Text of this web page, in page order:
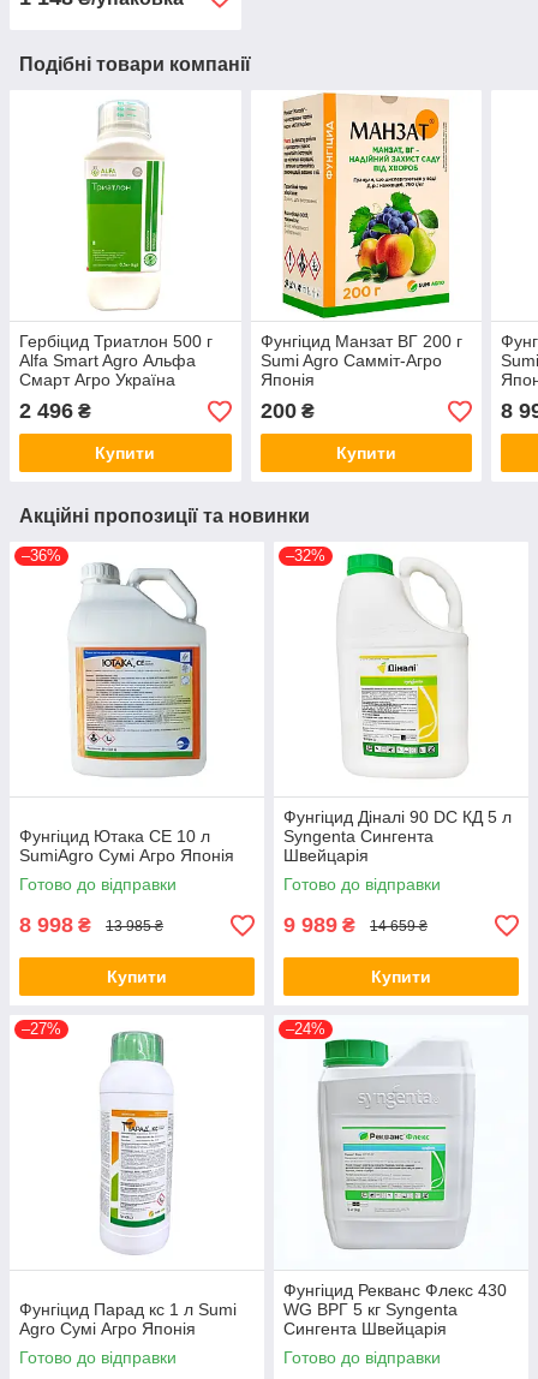
Подібні товари компанії
Гербіцид Триатлон 500 г
Alfa Smart Agro Альфа
Смарт Агро Україна
2 496 ₴
Купити
Фунгіцид Манзат ВГ 200 г
Sumi Agro Самміт-Агро
Японія
200₴
Купити
8
Акційні пропозиції та новинки
–36%
Фунгіцид Ютака СЕ 10 л
SumiAgro Сумі Агро Японія
Готово до відправки
8 998 ₴ 13 985 ₴
Купити
–32%
Фунгіцид Діналі 90 DC КД 5 л
Syngenta Сингента
Швейцарія
Готово до відправки
9 989 ₴ 14 659 ₴
Купити
–27%
Фунгіцид Парад кс 1 л Sumi
Agro Сумі Агро Японія
Готово до відправки
–24%
Фунгіцид Рекванс Флекс 430
WG ВРГ 5 кг Syngenta
Сингента Швейцарія
Готово до відправки